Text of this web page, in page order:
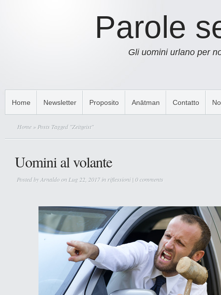
Parole
Gli uomini urlano per
Home Newsletter Proposito Anātman Contatto
Home » Posts Tagged "Zeitgeist"
Uomini al volante
Posted byArnaldoon Lug 22, 2017 in riflessioni | 0 comments